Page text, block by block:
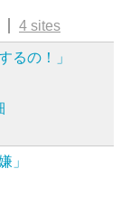
4 sites
るの！」
」